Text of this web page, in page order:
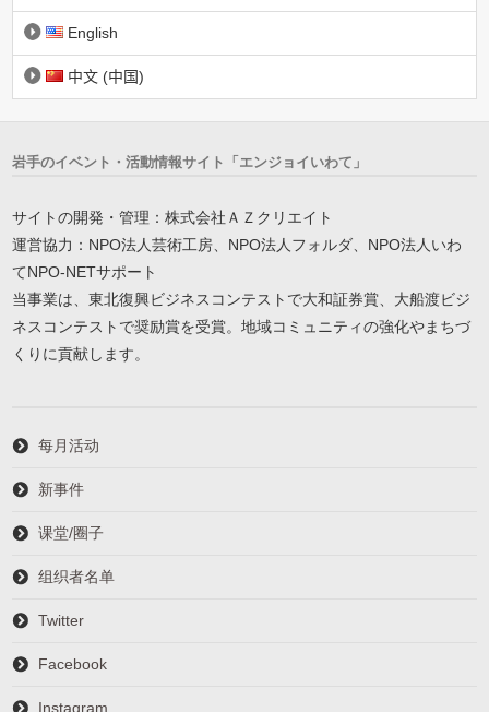
English
中文 (中国)
岩手のイベント・活動情報サイト「エンジョイいわて」
サイトの開発・管理：株式会社ＡＺクリエイト
運営協力：NPO法人芸術工房、NPO法人フォルダ、NPO法人いわ
てNPO-NETサポート
当事業は、東北復興ビジネスコンテストで大和証券賞、大船渡ビジ
ネスコンテストで奨励賞を受賞。地域コミュニティの強化やまちづ
くりに貢献します。
每月活动
新事件
课堂/圈子
组织者名单
Twitter
Facebook
Instagram